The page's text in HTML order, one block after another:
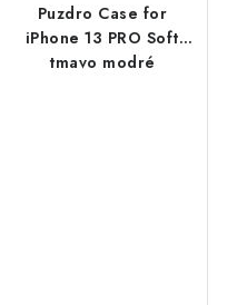
Puzdro Case for
iPhone 13 PRO Soft
tmavo modré